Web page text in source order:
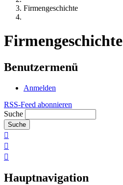
Firmengeschichte
Firmengeschichte
Benutzermenü
Anmelden
RSS-Feed abonnieren
Suche
Hauptnavigation